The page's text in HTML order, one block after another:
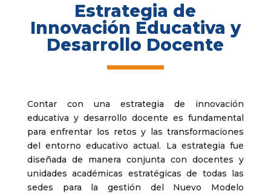
Estrategia de
Innovación Educativa y
Desarrollo Docente
Contar con una estrategia de innovación
educativa y desarrollo docente es fundamental
para enfrentar los retos y las transformaciones
del entorno educativo actual. La estrategia fue
diseñada de manera conjunta con docentes y
unidades académicas estratégicas de todas las
sedes para la gestión del Nuevo Modelo